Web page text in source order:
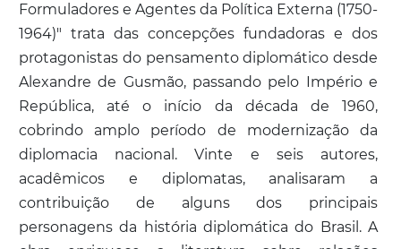
Formuladores e Agentes da Política Externa (1750-
1964)" trata das concepções fundadoras e dos
protagonistas do pensamento diplomático desde
Alexandre de Gusmão, passando pelo Império e
República, até o início da década de 1960,
cobrindo amplo período de modernização da
diplomacia nacional. Vinte e seis autores,
acadêmicos e diplomatas, analisaram a
contribuição de alguns dos principais
personagens da história diplomática do Brasil. A